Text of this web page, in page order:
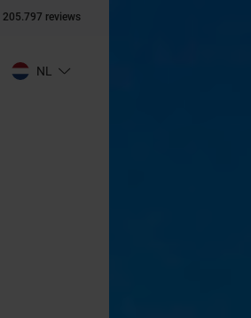
205.797 reviews
NL